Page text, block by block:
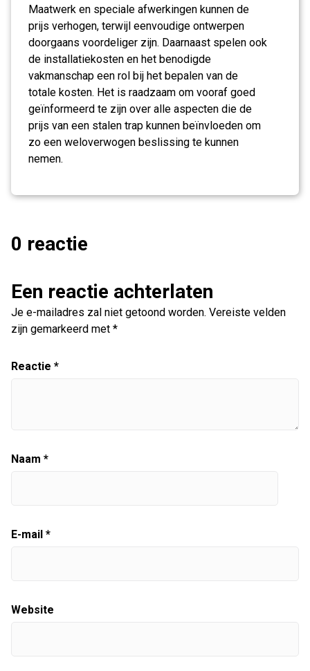
Maatwerk en speciale afwerkingen kunnen de
prijs verhogen, terwijl eenvoudige ontwerpen
doorgaans voordeliger zijn. Daarnaast spelen ook
de installatiekosten en het benodigde
vakmanschap een rol bij het bepalen van de
totale kosten. Het is raadzaam om vooraf goed
geïnformeerd te zijn over alle aspecten die de
prijs van een stalen trap kunnen beïnvloeden om
zo een weloverwogen beslissing te kunnen
nemen.
0 reactie
Een reactie achterlaten
Je e-mailadres zal niet getoond worden. Vereiste velden
zijn gemarkeerd met *
Reactie *
Naam *
E-mail *
Website